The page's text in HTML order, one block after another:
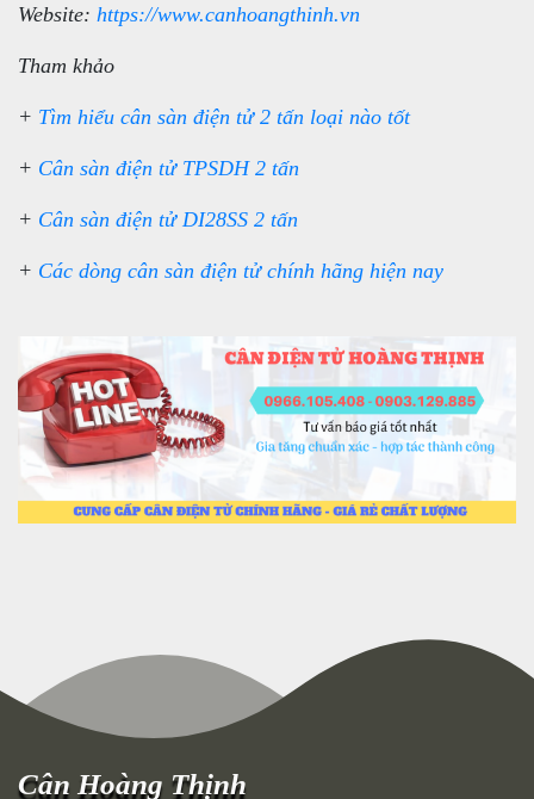
Website: https://www.canhoangthinh.vn
Tham khảo
+ Tìm hiểu cân sàn điện tử 2 tấn loại nào tốt
+ Cân sàn điện tử TPSDH 2 tấn
+ Cân sàn điện tử DI28SS 2 tấn
+ Các dòng cân sàn điện tử chính hãng hiện nay
Cân Hoàng Thịnh